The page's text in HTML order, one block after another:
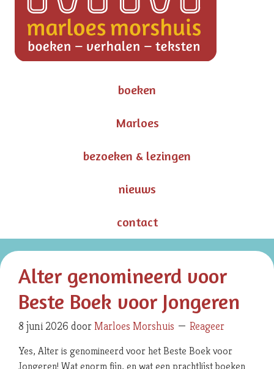
boeken
Marloes
bezoeken & lezingen
nieuws
contact
Alter genomineerd voor
Beste Boek voor Jongeren
8 juni 2026 doorMarloes Morshuis Reageer
Yes, Alter is genomineerd voor het Beste Boek voor
Jongeren! Wat enorm fijn, en wat een prachtlijst boeken